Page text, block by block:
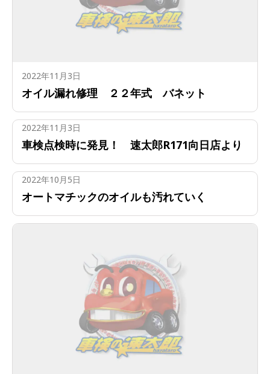
2022年11月3日
オイル漏れ修理 ２２年式 バネット
2022年11月3日
車検点検時に発見！ 速太郎R171向日店より
2022年10月5日
オートマチックのオイルも汚れていく